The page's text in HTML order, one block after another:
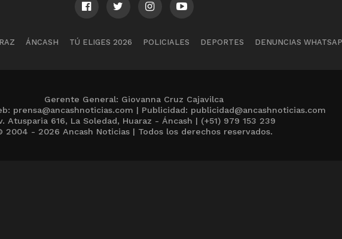
ÁNCASH TÚ ELIGES 2026 POLICIALES DEPORTES DENUNCIAS
Gerente General: Giovanna Cruz Cajavilca
prensa@ancashnoticias.com | Publicidad: publicidad@ancashnoticias.com
Atusparia 616, La Soledad, Huaraz - Áncash | (+51) 979 153 239
2004 - 2026 Ancash Noticias | Todos los derechos reservados.